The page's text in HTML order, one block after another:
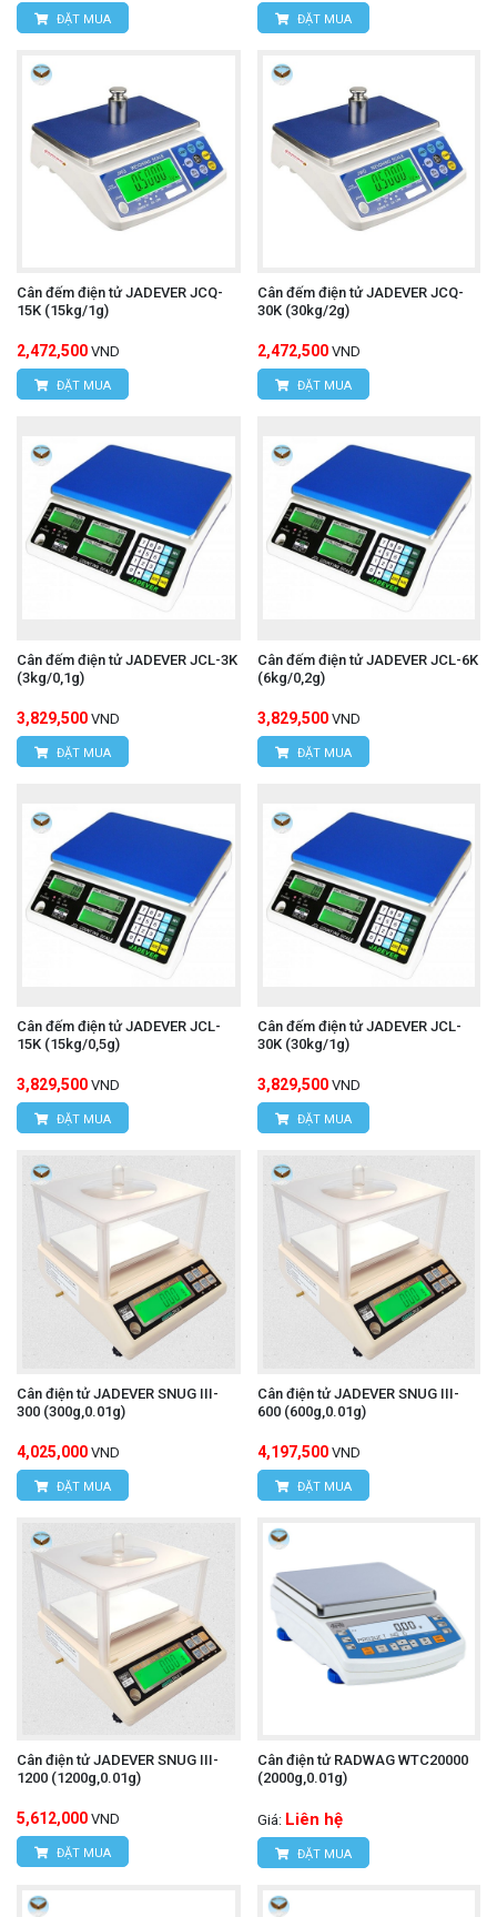
ĐẶT MUA ĐẶT MUA
Cân đếm điện tử JADEVER JCQ-
15K (15kg/1g)
2,472,500 VND
ĐẶT MUA
Cân đếm điện tử JADEVER JCQ-
30K (30kg/2g)
2,472,500 VND
ĐẶT MUA
Cân đếm điện tử JADEVER JCL-3K
(3kg/0,1g)
3,829,500 VND
ĐẶT MUA
Cân đếm điện tử JADEVER JCL-6K
(6kg/0,2g)
3,829,500 VND
ĐẶT MUA
Cân đếm điện tử JADEVER JCL-
15K (15kg/0,5g)
3,829,500 VND
ĐẶT MUA
Cân đếm điện tử JADEVER JCL-
30K (30kg/1g)
3,829,500 VND
ĐẶT MUA
Cân điện tử JADEVER SNUG III-
300 (300g,0.01g)
4,025,000 VND
ĐẶT MUA
Cân điện tử JADEVER SNUG III-
600 (600g,0.01g)
4,197,500 VND
ĐẶT MUA
Cân điện tử JADEVER SNUG III-
1200 (1200g,0.01g)
5,612,000 VND
ĐẶT MUA
Cân điện tử RADWAG WTC20000
(2000g,0.01g)
Giá: Liên hệ
ĐẶT MUA